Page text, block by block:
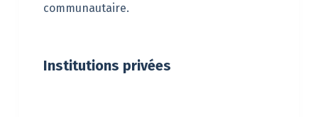
communautaire.
Institutions privées